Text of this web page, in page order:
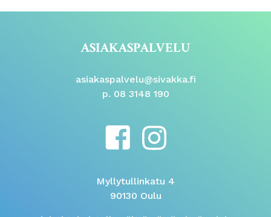
ASIAKASPALVELU
asiakaspalvelu@sivakka.fi
p. 08 3148 190
Myllytullinkatu 4
90130 Oulu